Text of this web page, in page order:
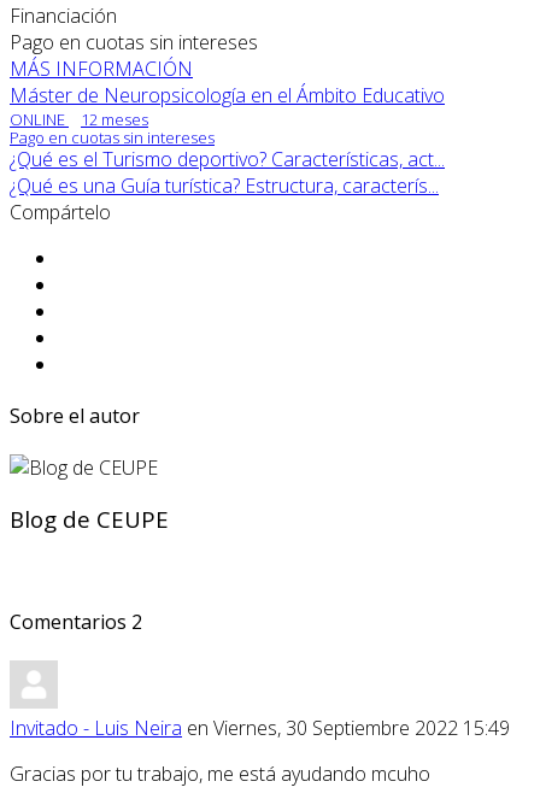
Financiación
Pago en cuotas sin intereses
MÁS INFORMACIÓN
Máster de Neuropsicología en el Ámbito Educativo
ONLINE
12 meses
Pago en cuotas sin intereses
¿Qué es el Turismo deportivo? Características, act...
¿Qué es una Guía turística? Estructura, caracterís...
Compártelo
Sobre el autor
Blog de CEUPE
Comentarios 2
Invitado - Luis Neira en Viernes, 30 Septiembre 2022 15:49
Gracias por tu trabajo, me está ayudando mcuho